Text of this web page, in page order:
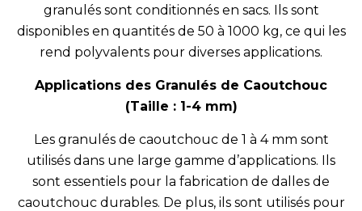
granulés sont conditionnés en sacs. Ils sont
disponibles en quantités de 50 à 1000 kg, ce qui les
rend polyvalents pour diverses applications.
Applications des Granulés de Caoutchouc
(Taille : 1-4 mm)
Les granulés de caoutchouc de 1 à 4 mm sont
utilisés dans une large gamme d’applications. Ils
sont essentiels pour la fabrication de dalles de
caoutchouc durables. De plus, ils sont utilisés pour